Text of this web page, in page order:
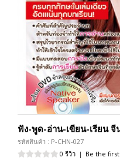
ฟัง-พูด-อ่าน-เขียน-เรียน
รหัสสินค้า : P-CHN-027
0 รีวิว | Be the